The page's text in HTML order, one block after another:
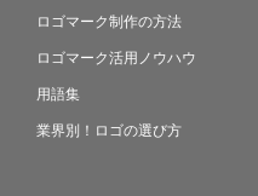
ロゴマーク制作の方法
ロゴマーク活用ノウハウ
用語集
業界別！ロゴの選び方